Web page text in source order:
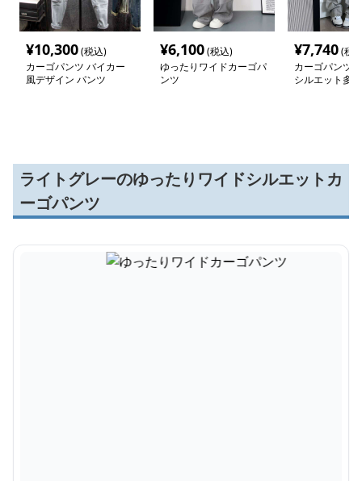
¥10,300(税込)
カーゴパンツ バイカー
風デザイン パンツ
¥6,100(税込)
ゆったりワイドカーゴパ
ンツ
¥7,740(税
カーゴパンツ
シルエット多
ライトグレーのゆったりワイドシルエットカ
ーゴパンツ